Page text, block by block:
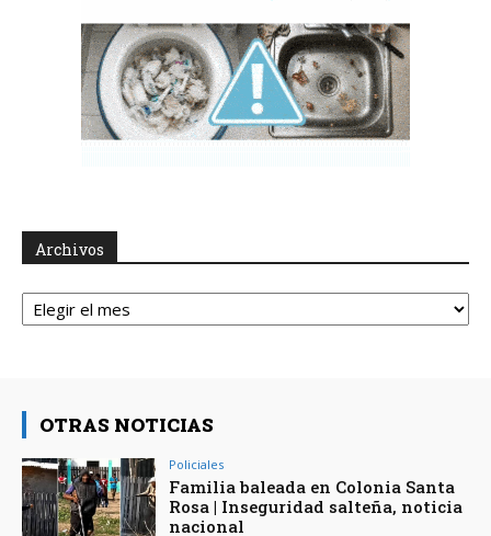
Archivos
Archivos
OTRAS NOTICIAS
Policiales
Familia baleada en Colonia Santa
Rosa | Inseguridad salteña, noticia
nacional